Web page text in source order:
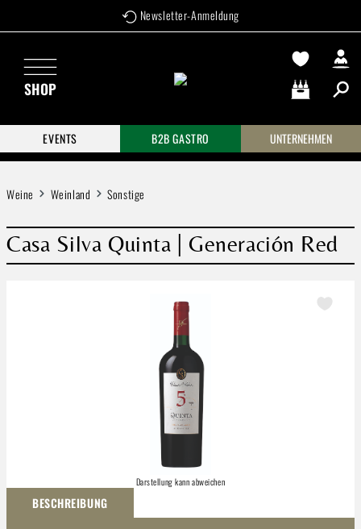
Zum Hauptinhalt springen Newsletter-Anmeldung
SHOP
Warenkorb
EVENTS
B2B GASTRO UNTERNEHMEN
Weine Weinland Sonstige
Casa Silva Quinta | Generación Red
Darstellung kann abweichen
BESCHREIBUNG